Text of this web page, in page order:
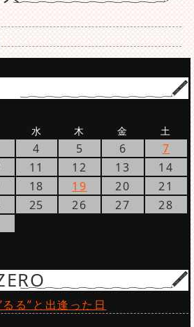
水 木 金 土
4 5 6
7
11 12 13
14
18 19 20
21
25 26 27
28
る”と出逢った日